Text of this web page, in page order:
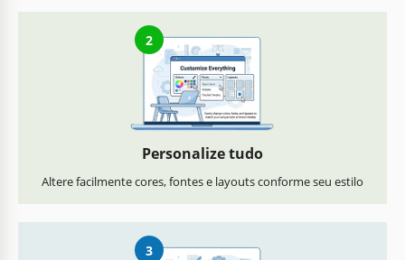
2
Personalize tudo
Altere facilmente cores, fontes e layouts conforme seu estilo
3